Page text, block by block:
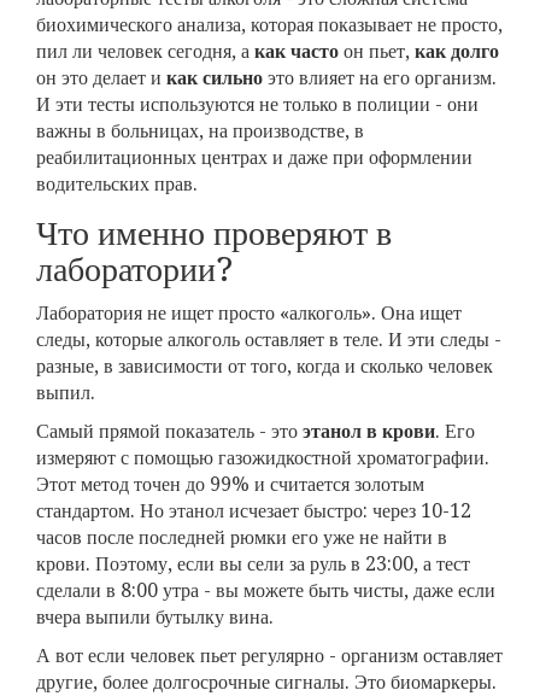
биохимического анализа, которая показывает не просто,
пил ли человек сегодня, а как часто он пьет, как долго
он это делает и как сильно это влияет на его организм.
И эти тесты используются не только в полиции - они
важны в больницах, на производстве, в
реабилитационных центрах и даже при оформлении
водительских прав.
Что именно проверяют в
лаборатории?
Лаборатория не ищет просто «алкоголь». Она ищет
следы, которые алкоголь оставляет в теле. И эти следы -
разные, в зависимости от того, когда и сколько человек
выпил.
Самый прямой показатель - это этанол в крови. Его
измеряют с помощью газожидкостной хроматографии.
Этот метод точен до 99% и считается золотым
стандартом. Но этанол исчезает быстро: через 10-12
часов после последней рюмки его уже не найти в
крови. Поэтому, если вы сели за руль в 23:00, а тест
сделали в 8:00 утра - вы можете быть чисты, даже если
вчера выпили бутылку вина.
А вот если человек пьет регулярно - организм оставляет
другие, более долгосрочные сигналы. Это биомаркеры.